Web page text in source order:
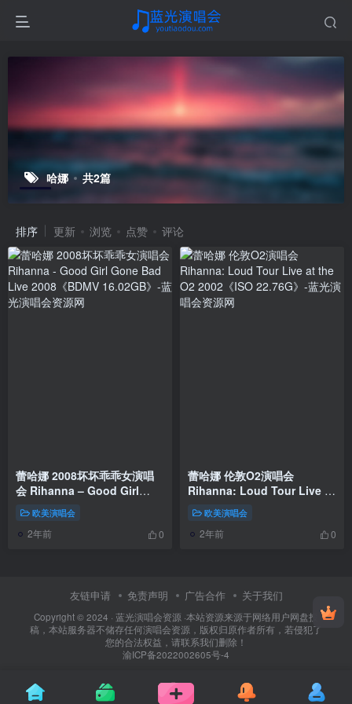
哈娜 共2篇
排序 更新 浏览 点赞 评论
蕾哈娜 2008坏坏乖乖女演唱
会 Rihanna – Good Girl
Gone Bad Live
2008《BDMV 16.02GB》
欧美演唱会
2年前 0
蕾哈娜 伦敦O2演唱会
Rihanna: Loud Tour Live at
the O2 2002《ISO 22.76G》
欧美演唱会
2年前 0
友链申请 免责声明 广告合作 关于我们
Copyright © 2024 · 蓝光演唱会资源 ·本站资源来源于网络用户网盘投
稿，本站服务器不储存任何演唱会资源，版权归原作者所有，若侵犯了
您的合法权益，请联系我们删除！
渝ICP备2022002605号-4